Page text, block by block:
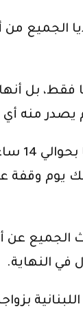
من
فقط، بل
يصدر منه
لكن
الجميع
في النهاية.